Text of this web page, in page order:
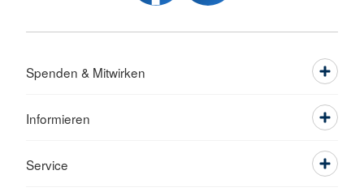
Spenden & Mitwirken
Informieren
Service